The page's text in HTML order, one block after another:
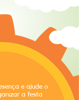
e ajude o
a festa